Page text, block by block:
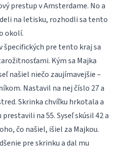
prestup v Amsterdame. No a
na letisku, rozhodli sa tento
okolí.
špecifických pre tento kraj sa
Kým sa Majka
našiel niečo zaujímavejšie –
Nastavil na nej číslo 27 a
Skrinka chvíľku hrkotala a
na 55. Syseľ skúsil 42 a
čo našiel, išiel za Majkou.
pre skrinku a dal mu